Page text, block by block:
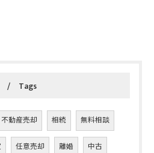
Tags
不動産売却 相続 無料相談
任意売却 離婚 中古